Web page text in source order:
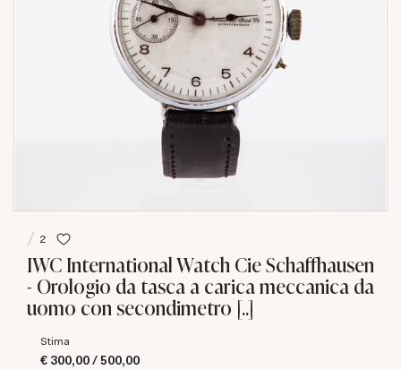
2
IWC International Watch Cie Schaffhausen
- Orologio da tasca a carica meccanica da
uomo con secondimetro [..]
Stima
€ 300,00 / 500,00